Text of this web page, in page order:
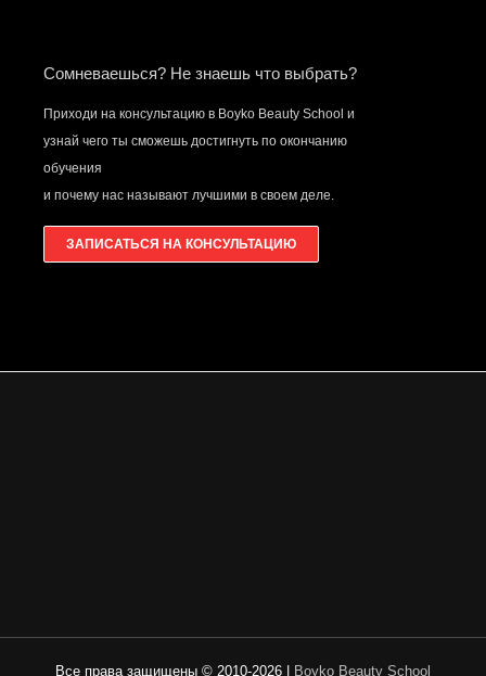
Сомневаешься? Не знаешь что выбрать?
Приходи на консультацию в Boyko Beauty School и
узнай чего ты сможешь достигнуть по окончанию
обучения
и почему нас называют лучшими в своем деле.
ЗАПИСАТЬСЯ НА КОНСУЛЬТАЦИЮ
Все права защищены © 2010-2026 | Boyko Beauty School